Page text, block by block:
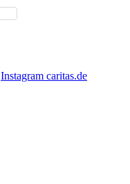
Instagram caritas.de